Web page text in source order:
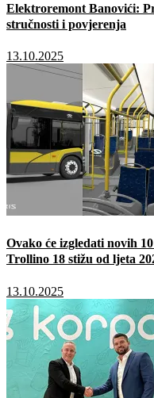
Elektroremont Banovići:
stručnosti i povjerenja
13.10.2025
Ovako će izgledati novih
Trollino 18 stižu od ljeta
13.10.2025